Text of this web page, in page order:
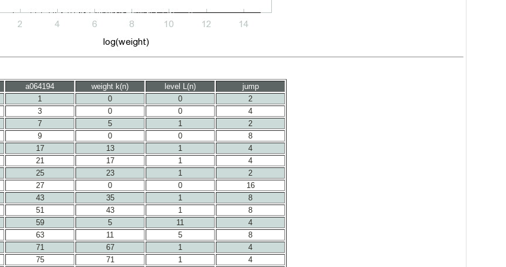
a064194 weight k(n) level L(n)
jump
1 0 0
2
3 0 0
4
7 5 1
2
9 0 0
8
17 13 1
4
21 17 1
4
25 23 1
2
27 0 0
16
43 35 1
8
51 43 1
8
59 5 11
4
63 11 5
8
71 67 1
4
75 71 1
4